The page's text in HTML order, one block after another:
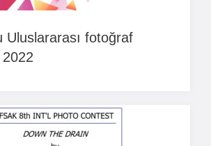
Uluslararası fotoğraf
2022